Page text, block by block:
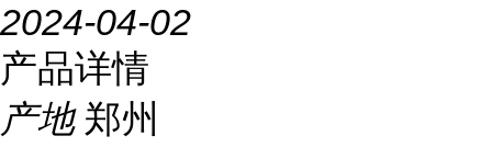
2024-04-02
产品详情
产地 郑州